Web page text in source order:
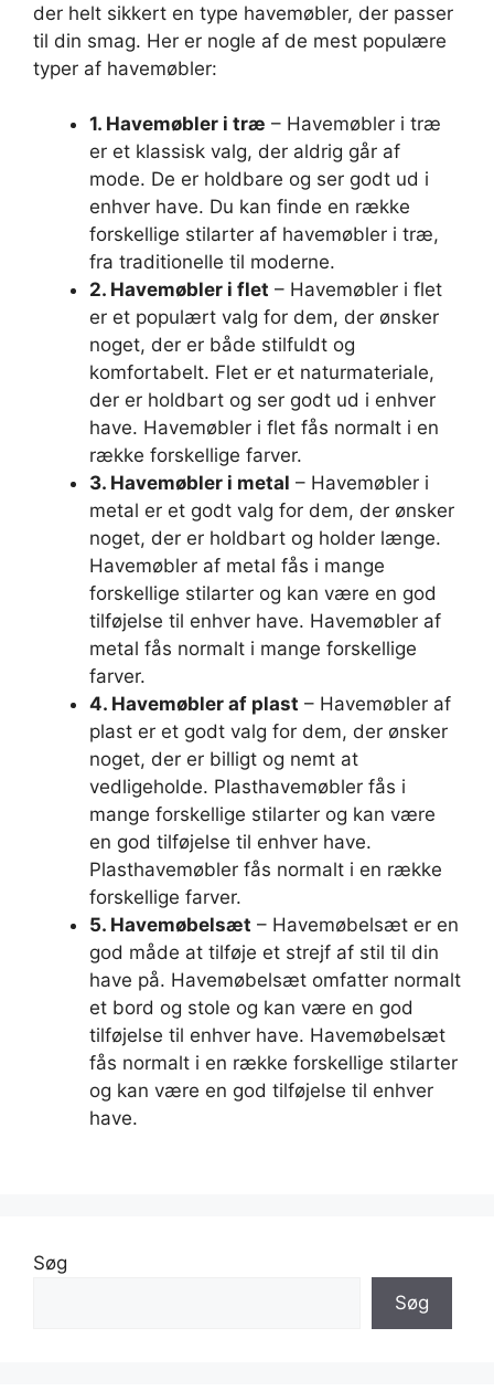
der helt sikkert en type havemøbler, der passer
til din smag. Her er nogle af de mest populære
typer af havemøbler:
1. Havemøbler i træ – Havemøbler i træ
er et klassisk valg, der aldrig går af
mode. De er holdbare og ser godt ud i
enhver have. Du kan finde en række
forskellige stilarter af havemøbler i træ,
fra traditionelle til moderne.
2. Havemøbler i flet – Havemøbler i flet
er et populært valg for dem, der ønsker
noget, der er både stilfuldt og
komfortabelt. Flet er et naturmateriale,
der er holdbart og ser godt ud i enhver
have. Havemøbler i flet fås normalt i en
række forskellige farver.
3. Havemøbler i metal – Havemøbler i
metal er et godt valg for dem, der ønsker
noget, der er holdbart og holder længe.
Havemøbler af metal fås i mange
forskellige stilarter og kan være en god
tilføjelse til enhver have. Havemøbler af
metal fås normalt i mange forskellige
farver.
4. Havemøbler af plast – Havemøbler af
plast er et godt valg for dem, der ønsker
noget, der er billigt og nemt at
vedligeholde. Plasthavemøbler fås i
mange forskellige stilarter og kan være
en god tilføjelse til enhver have.
Plasthavemøbler fås normalt i en række
forskellige farver.
5. Havemøbelsæt – Havemøbelsæt er en
god måde at tilføje et strejf af stil til din
have på. Havemøbelsæt omfatter normalt
et bord og stole og kan være en god
tilføjelse til enhver have. Havemøbelsæt
fås normalt i en række forskellige stilarter
og kan være en god tilføjelse til enhver
have.
Søg
Søg